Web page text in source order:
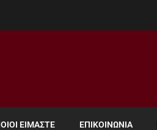
ΕΊΜΑΣΤΕ ΕΠΙΚΟΙΝΩΝΊΑ